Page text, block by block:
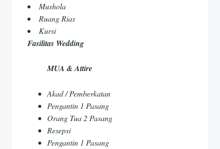
Mushola
Ruang Rias
Kursi
Fasilitas Wedding
MUA & Attire
Akad / Pemberkatan
Pengantin 1 Pasang
Orang Tua 2 Pasang
Resepsi
Pengantin 1 Pasang